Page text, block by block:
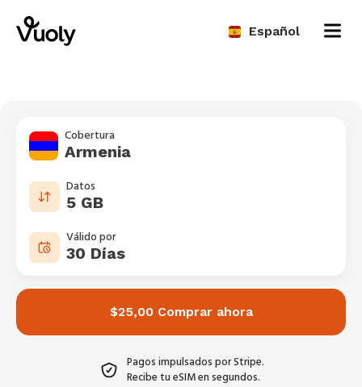
Español
Cobertura
Armenia
Datos
5 GB
Válido por
30 Días
$25,00 Comprar ahora
Pagos impulsados por Stripe.
Recibe tu eSIM en segundos.